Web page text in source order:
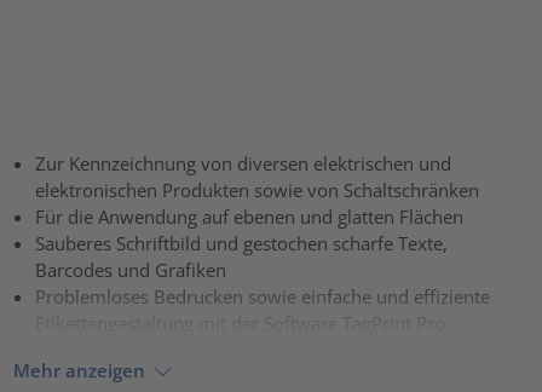
Zur Kennzeichnung von diversen elektrischen und
elektronischen Produkten sowie von Schaltschränken
Für die Anwendung auf ebenen und glatten Flächen
Sauberes Schriftbild und gestochen scharfe Texte,
Barcodes und Grafiken
Problemloses Bedrucken sowie einfache und effiziente
Etikettengestaltung mit der Software TagPrint Pro
Mehr anzeigen